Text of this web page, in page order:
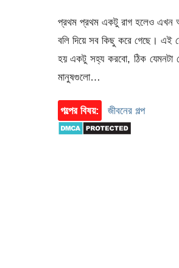
প্রথম প্রথম একটু রাগ হলেও এখন
বলি দিয়ে সব কিছু করে গেছে। এই
হয় একটু সহ্য করবো, ঠিক যেমনটা
মানুষগুলো…
গল্পের বিষয়: জীবনের গল্প